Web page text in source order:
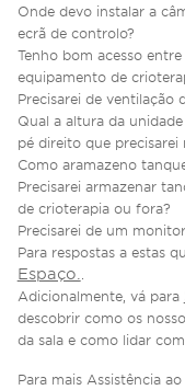
Onde devo instalar a
ecrã de controlo?
Tenho bom acesso
equipamento de
Precisarei de ventilação
Qual a altura da
pé direito que precisarei
Como aramazeno
Precisarei armazenar
de crioterapia ou fora?
Precisarei de um
Para respostas a estas
Espaço.
Adicionalmente, vá para
descobrir como os
da sala e como lidar
Para mais Assistência